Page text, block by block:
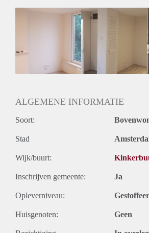
ALGEMENE INFORMATIE
Soort:
Stad
Wijk/buurt:
Inschrijven gemeente: Ja
Opleverniveau:
Huisgenoten: Geen